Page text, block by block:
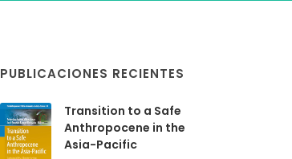
PUBLICACIONES RECIENTES
Transition to a Safe
Anthropocene in the
Asia-Pacific